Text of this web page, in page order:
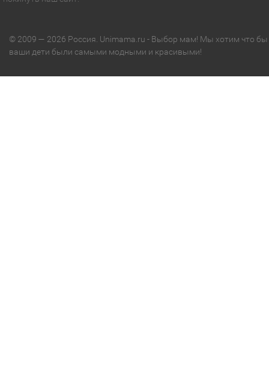
© 2009 — 2026 Россия. Unimama.ru - Выбор мам! Мы хотим что бы
ваши дети были самыми модными и красивыми!